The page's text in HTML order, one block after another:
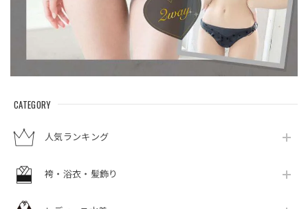
CATEGORY
人気ランキング
袴・浴衣・髪飾り